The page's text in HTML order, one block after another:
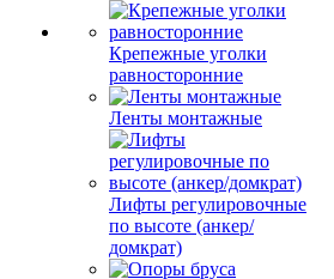
Крепежные уголки
равносторонние
Ленты монтажные
Лифты регулировочные
по высоте (анкер/
домкрат)